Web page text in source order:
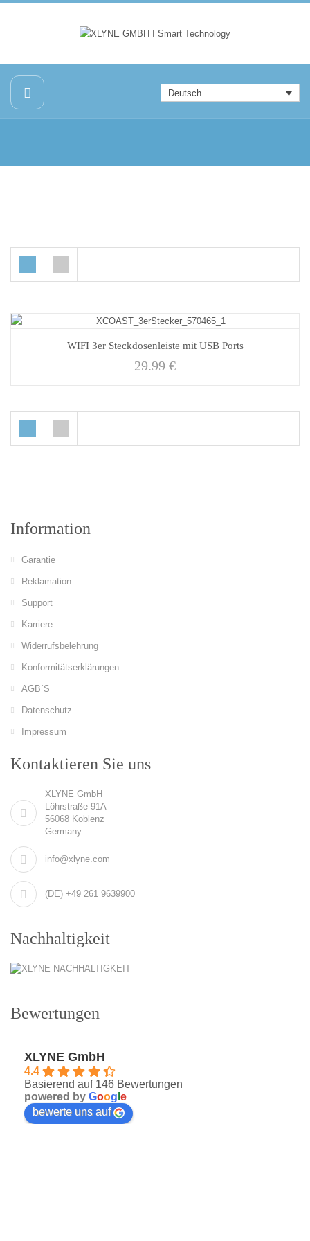
Deutsch
WIFI 3er Steckdosenleiste mit USB Ports
29.99 €
Information
Garantie
Reklamation
Support
Karriere
Widerrufsbelehrung
Konformitätserklärungen
AGB´S
Datenschutz
Impressum
Kontaktieren Sie uns
XLYNE GmbH
Löhrstraße 91A
56068 Koblenz
Germany
info@xlyne.com
(DE) +49 261 9639900
Nachhaltigkeit
Bewertungen
XLYNE GmbH
4.4
Basierend auf 146 Bewertungen
powered by Goog e
bewerte uns auf